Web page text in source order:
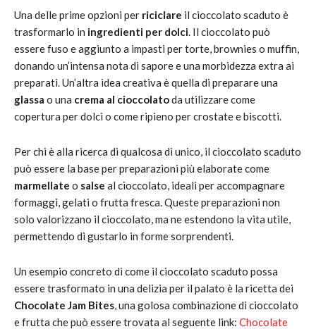
Una delle prime opzioni per riciclare il cioccolato scaduto è
trasformarlo in ingredienti per dolci. Il cioccolato può
essere fuso e aggiunto a impasti per torte, brownies o muffin,
donando un’intensa nota di sapore e una morbidezza extra ai
preparati. Un’altra idea creativa è quella di preparare una
glassa o una crema al cioccolatoda utilizzare come
copertura per dolci o come ripieno per crostate e biscotti.
Per chi è alla ricerca di qualcosa di unico, il cioccolato scaduto
può essere la base per preparazioni più elaborate come
marmellate o salse al cioccolato, ideali per accompagnare
formaggi, gelati o frutta fresca. Queste preparazioni non
solo valorizzano il cioccolato, ma ne estendono la vita utile,
permettendo di gustarlo in forme sorprendenti.
Un esempio concreto di come il cioccolato scaduto possa
essere trasformato in una delizia per il palato è la ricetta dei
Chocolate Jam Bites, una golosa combinazione di cioccolato
e frutta che può essere trovata al seguente link: Chocolate